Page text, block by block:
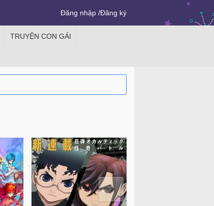
Đăng nhập Đăng ký
TRUYỆN CON GÁI